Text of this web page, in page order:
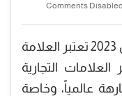
Comments Disabled
سعر ومواصفات أودي Q8 موديل 2023 تعتبر العلامة
العلامات التجارية
عالمياً، وخاصة